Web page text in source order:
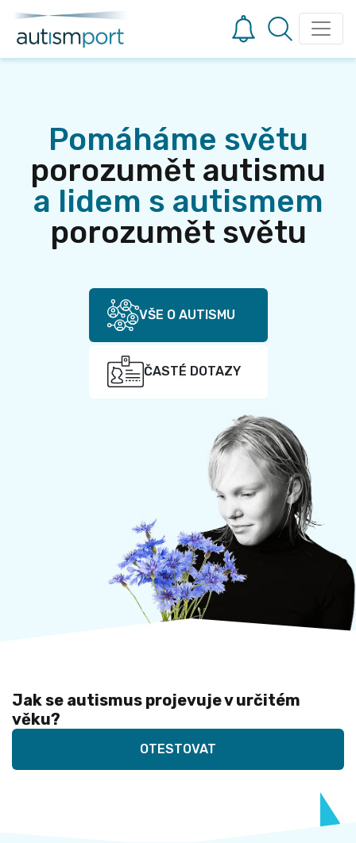
Pomáháme světu
porozumět autismu
a lidem s autismem
porozumět světu
VŠE O AUTISMU
ČASTÉ DOTAZY
Jak se autismus projevuje v určitém
věku?
OTESTOVAT